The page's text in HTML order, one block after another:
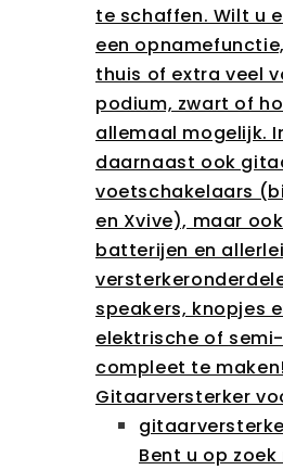
te schaffen. Wilt u
een
thuis of extra veel
podium, zwart of
allemaal mogelijk.
daarnaast ook
voetschakelaars
en Xvive), maar
batterijen en allerlei
speakers, knopjes
elektrische of
compleet te
Gitaarversterker
Bent u op zoek